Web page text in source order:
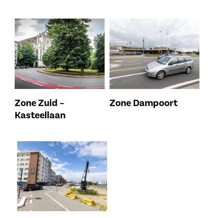
Zone Zuid –
Kasteellaan
Zone Dampoort